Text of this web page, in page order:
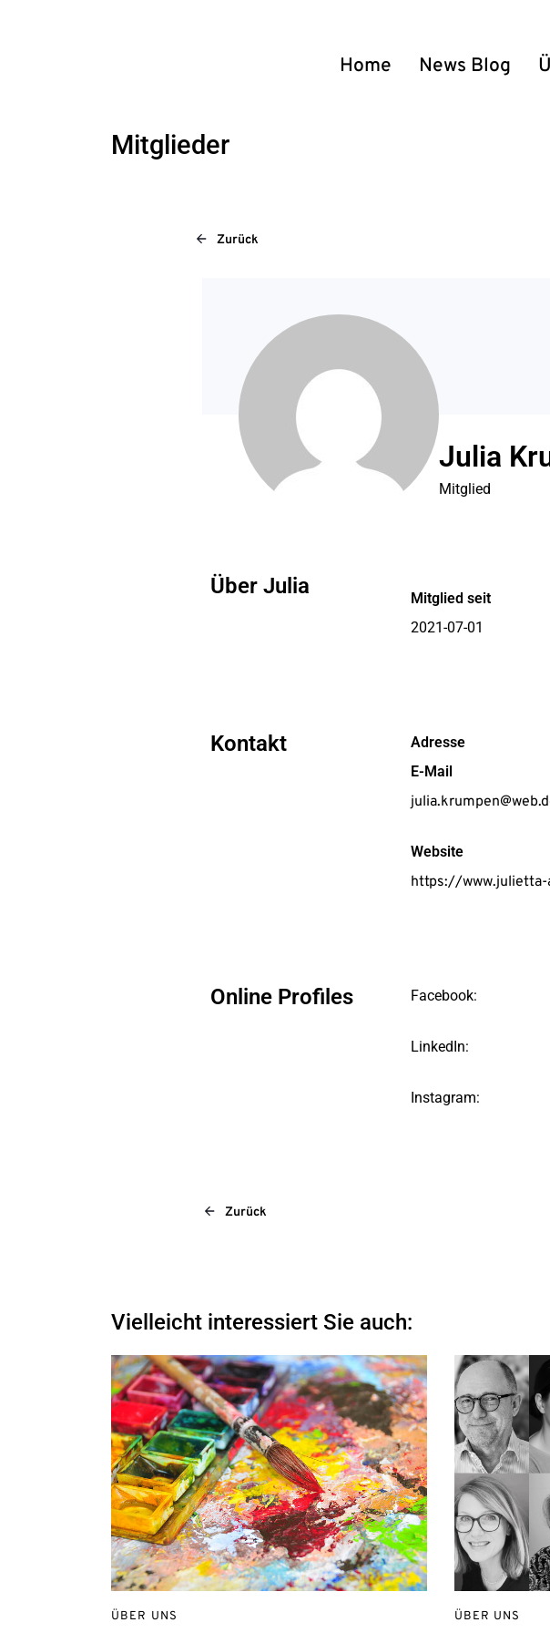
Home News Blog
Mitglieder
Zurück
Julia
Mitglied
Über Julia
Mitglied seit
2021-07-01
Kontakt
Adresse
E-Mail
Website
https://www.julietta-
Online Profiles Facebook:
LinkedIn:
Instagram:
Zurück
Vielleicht interessiert Sie auch:
ÜBER UNS ÜBER UNS